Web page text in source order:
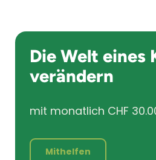
Die Welt eines
verändern
mit monatlich CHF
Mithelfen